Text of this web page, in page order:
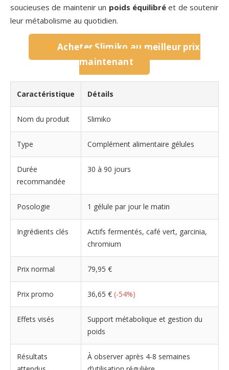
soucieuses de maintenir un poids équilibréet de soutenir
leur métabolisme au quotidien.
Acheter Slimiko au meilleur prix
maintenant
Caractéristique Détails
Nom du produit Slimiko
Type Complément alimentaire gélules
Durée
recommandée
30 à 90 jours
Posologie 1 gélule par jour le matin
Ingrédients clés
Actifs fermentés, café vert, garcinia,
chromium
Prix normal 79,95 €
Prix promo 36,65 € (-54%)
Effets visés
Support métabolique et gestion du
poids
Résultats
À observer après 4-8 semaines